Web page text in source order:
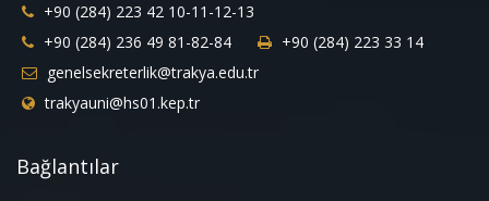
+90 (284) 223 42 10-11-12-13
+90 (284) 236 49 81-82-84
+90 (284) 223 33 14
genelsekreterlik@trakya.edu.tr
trakyauni@hs01.kep.tr
Bağlantılar